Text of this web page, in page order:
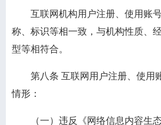
互联网机构用户注册、使用账
称、标识等相一致，与机构性质、
型等相符合。
第八条 互联网用户注册、使用
情形：
（一）违反《网络信息内容生